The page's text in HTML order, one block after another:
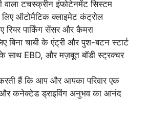
वाला टचस्क्रीन इंफोटेनमेंट सिस्टम
ऑटोमैटिक क्लाइमेट कंट्रोल
पार्किंग सेंसर और कैमरा
बिना चाबी के एंट्री और पुश-बटन स्टार्ट
साथ EBD, और मज़बूत बॉडी स्ट्रक्चर
हैं कि आप और आपका परिवार एक
और कनेक्टेड ड्राइविंग अनुभव का आनंद